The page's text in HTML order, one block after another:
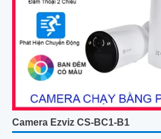
Camera Ezviz CS-BC1-B1